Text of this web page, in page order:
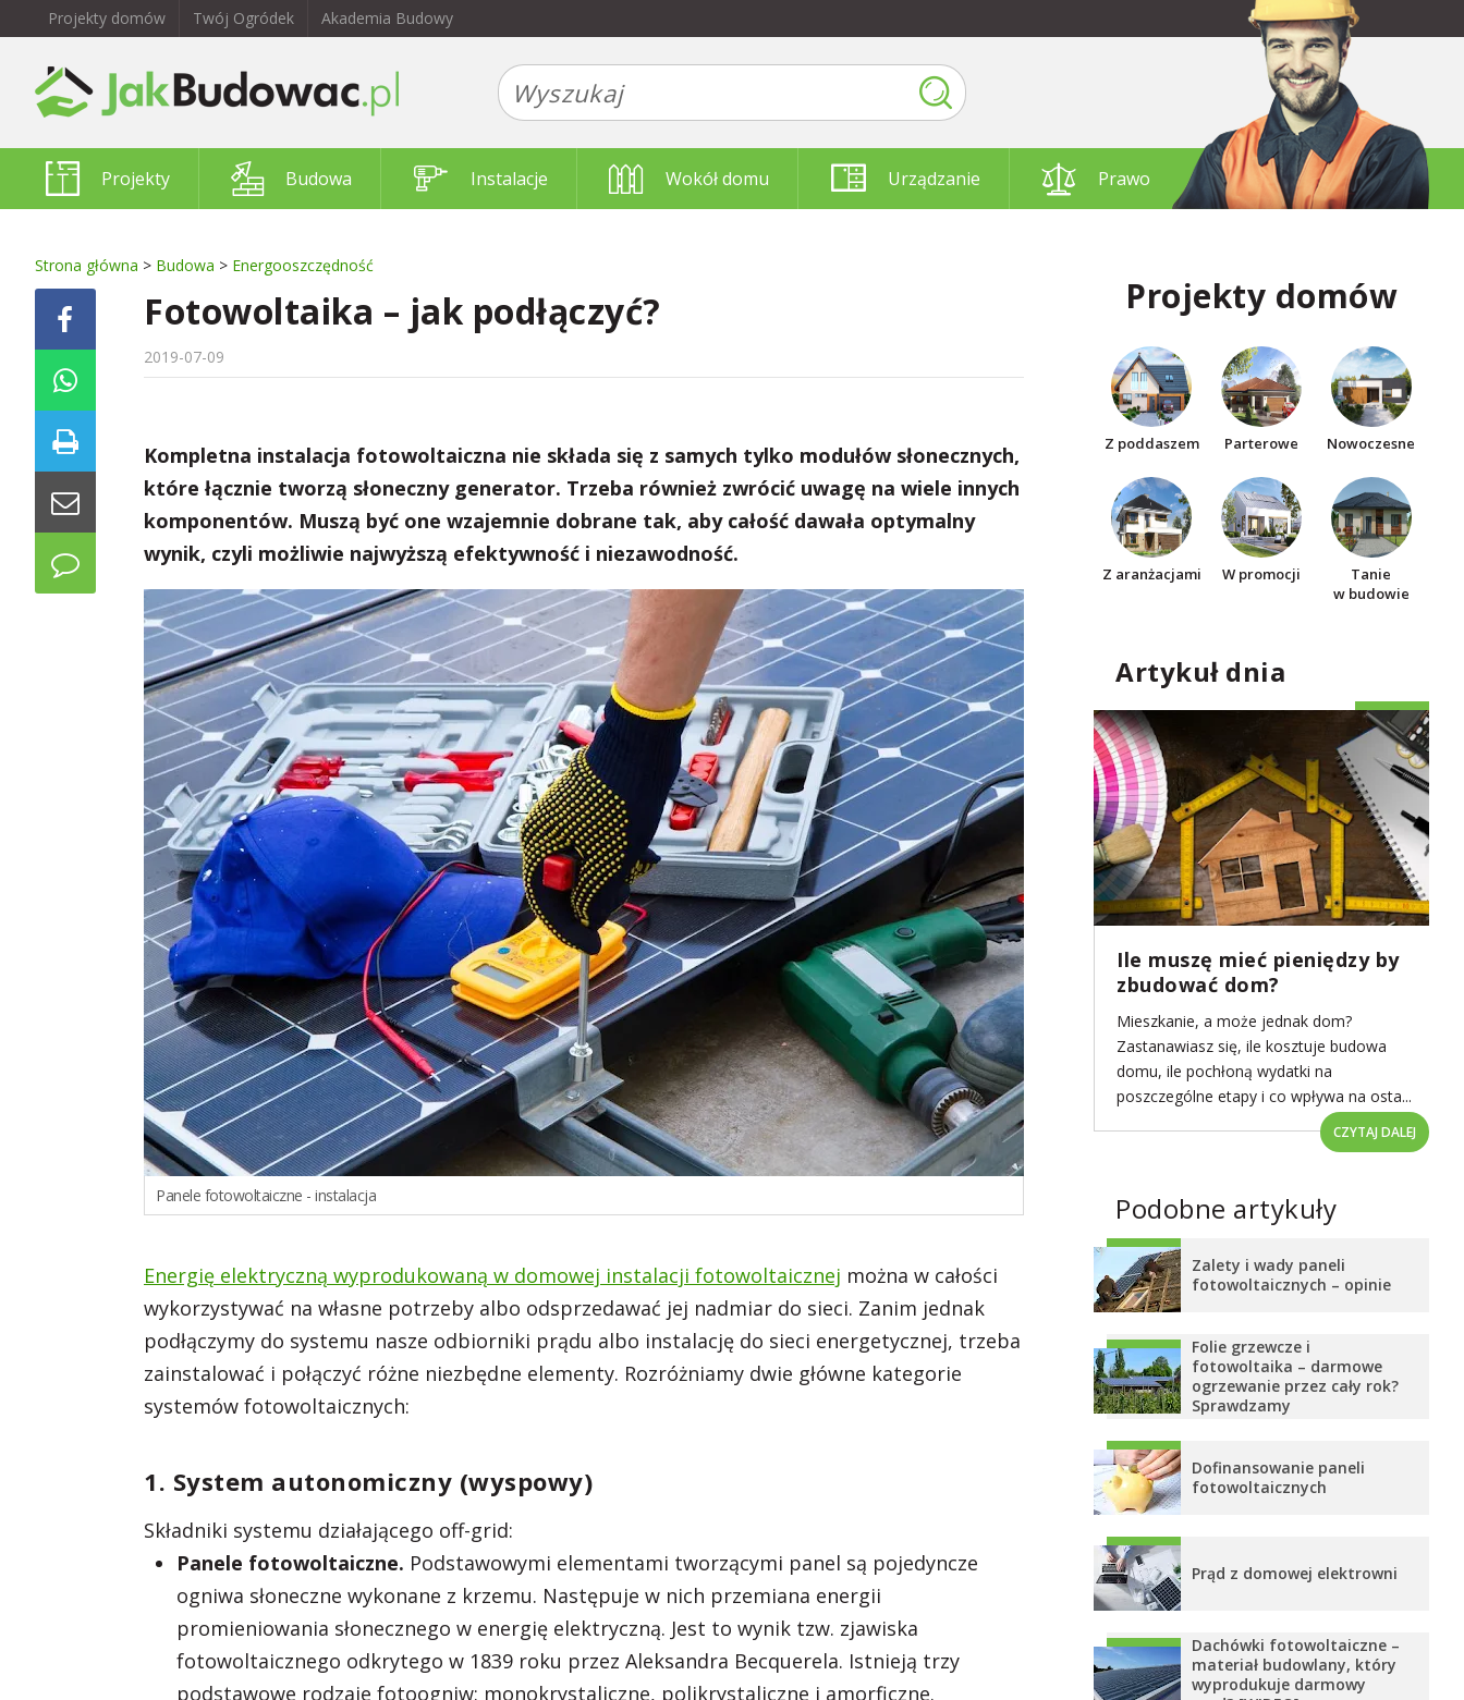
Projekty domów Twój Ogródek Akademia Budowy
Projekty Budowa Instalacje Wokół domu Urządzanie Prawo
Strona główna > Budowa > Energooszczędność
Fotowoltaika – jak podłączyć?
2019-07-09
Kompletna instalacja fotowoltaiczna nie składa się z samych tylko modułów słonecznych,
które łącznie tworzą słoneczny generator. Trzeba również zwrócić uwagę na wiele innych
komponentów. Muszą być one wzajemnie dobrane tak, aby całość dawała optymalny
wynik, czyli możliwie najwyższą efektywność i niezawodność.
Panele fotowoltaiczne - instalacja
Energię elektryczną wyprodukowaną w domowej instalacji fotowoltaicznej można w całości
wykorzystywać na własne potrzeby albo odsprzedawać jej nadmiar do sieci. Zanim jednak
podłączymy do systemu nasze odbiorniki prądu albo instalację do sieci energetycznej, trzeba
zainstalować i połączyć różne niezbędne elementy. Rozróżniamy dwie główne kategorie
systemów fotowoltaicznych:
1. System autonomiczny (wyspowy)
Składniki systemu działającego off-grid:
Panele fotowoltaiczne. Podstawowymi elementami tworzącymi panel są pojedyncze
ogniwa słoneczne wykonane z krzemu. Następuje w nich przemiana energii
promieniowania słonecznego w energię elektryczną. Jest to wynik tzw. zjawiska
fotowoltaicznego odkrytego w 1839 roku przez Aleksandra Becquerela. Istnieją trzy
podstawowe rodzaje fotoogniw: monokrystaliczne, polikrystaliczne i amorficzne.
Projekty domów
Z poddaszem Parterowe Nowoczesne
Z aranżacjami W promocji
Tanie
w budowie
Artykuł dnia
Ile muszę mieć pieniędzy by
zbudować dom?
Mieszkanie, a może jednak dom?
Zastanawiasz się, ile kosztuje budowa
domu, ile pochłoną wydatki na
poszczególne etapy i co wpływa na osta...
CZYTAJ DALEJ
Podobne artykuły
Zalety i wady paneli
fotowoltaicznych – opinie
Folie grzewcze i
fotowoltaika – darmowe
ogrzewanie przez cały rok?
Sprawdzamy
Dofinansowanie paneli
fotowoltaicznych
Prąd z domowej elektrowni
Dachówki fotowoltaiczne –
materiał budowlany, który
wyprodukuje darmowy